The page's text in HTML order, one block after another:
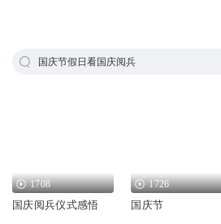
国庆节假日看国庆阅兵
1708
国庆阅兵仪式感悟
1726
国庆节